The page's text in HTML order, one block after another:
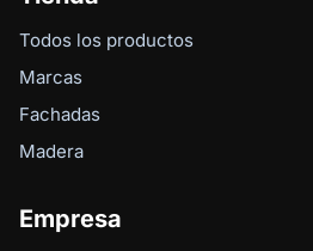
Todos los productos
Marcas
Fachadas
Madera
Empresa